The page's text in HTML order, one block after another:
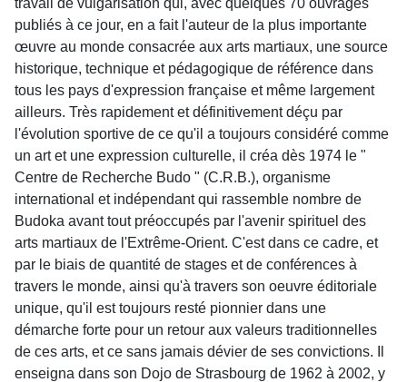
travail de vulgarisation qui, avec quelques 70 ouvrages
publiés à ce jour, en a fait l'auteur de la plus importante
œuvre au monde consacrée aux arts martiaux, une source
historique, technique et pédagogique de référence dans
tous les pays d'expression française et même largement
ailleurs. Très rapidement et définitivement déçu par
l'évolution sportive de ce qu'il a toujours considéré comme
un art et une expression culturelle, il créa dès 1974 le "
Centre de Recherche Budo " (C.R.B.), organisme
international et indépendant qui rassemble nombre de
Budoka avant tout préoccupés par l'avenir spirituel des
arts martiaux de l'Extrême-Orient. C'est dans ce cadre, et
par le biais de quantité de stages et de conférences à
travers le monde, ainsi qu'à travers son oeuvre éditoriale
unique, qu'il est toujours resté pionnier dans une
démarche forte pour un retour aux valeurs traditionnelles
de ces arts, et ce sans jamais dévier de ses convictions. Il
enseigna dans son Dojo de Strasbourg de 1962 à 2002, y